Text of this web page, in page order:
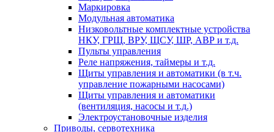
Маркировка
Модульная автоматика
Низковольтные комплектные устройства
НКУ, ГРЩ, ВРУ, ЩСУ, ШР, АВР и т.д.
Пульты управления
Реле напряжения, таймеры и т.д.
Щиты управления и автоматики (в т.ч.
управление пожарными насосами)
Щиты управления и автоматики
(вентиляция, насосы и т.д.)
Электроустановочные изделия
Приводы, сервотехника